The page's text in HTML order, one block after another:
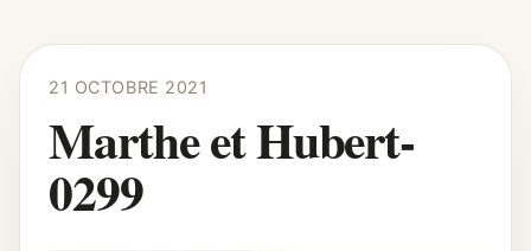
21 OCTOBRE 2021
Marthe et Hubert-
0299